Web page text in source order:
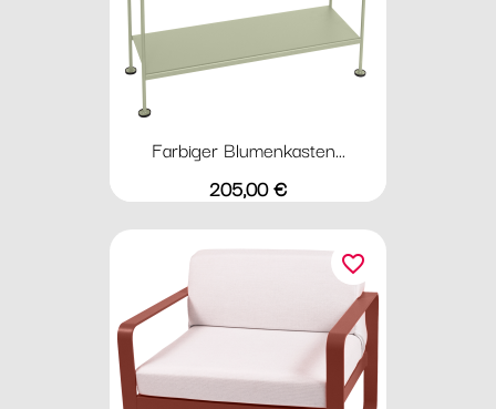
Farbiger Blumenkasten...
Preis
205,00 €
favorite_border